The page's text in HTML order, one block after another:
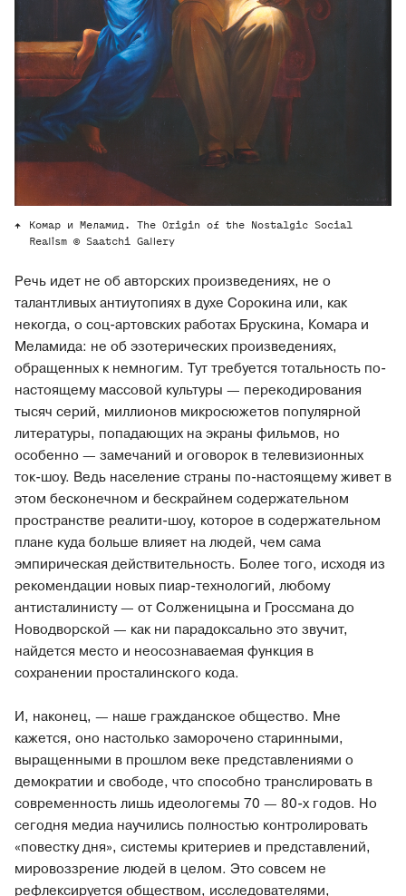
Комар и Меламид. The Origin of the Nostalgic Social
Realism © Saatchi Gallery
Речь идет не об авторских произведениях, не о
талантливых антиутопиях в духе Сорокина или, как
некогда, о соц-артовских работах Брускина, Комара и
Меламида: не об эзотерических произведениях,
обращенных к немногим. Тут требуется тотальность по-
настоящему массовой культуры — перекодирования
тысяч серий, миллионов микросюжетов популярной
литературы, попадающих на экраны фильмов, но
особенно — замечаний и оговорок в телевизионных
ток-шоу. Ведь население страны по-настоящему живет в
этом бесконечном и бескрайнем содержательном
пространстве реалити-шоу, которое в содержательном
плане куда больше влияет на людей, чем сама
эмпирическая действительность. Более того, исходя из
рекомендации новых пиар-технологий, любому
антисталинисту — от Солженицына и Гроссмана до
Новодворской — как ни парадоксально это звучит,
найдется место и неосознаваемая функция в
сохранении просталинского кода.
И, наконец, — наше гражданское общество. Мне
кажется, оно настолько заморочено старинными,
выращенными в прошлом веке представлениями о
демократии и свободе, что способно транслировать в
современность лишь идеологемы 70 — 80-х годов. Но
сегодня медиа научились полностью контролировать
«повестку дня», системы критериев и представлений,
мировоззрение людей в целом. Это совсем не
рефлексируется обществом, исследователями,